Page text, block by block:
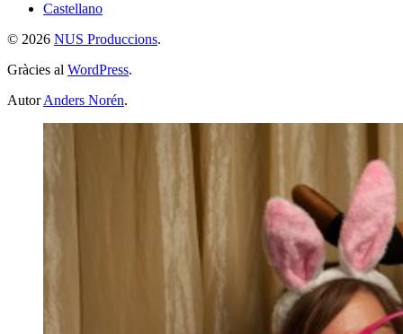
Castellano
© 2026 NUS Produccions.
Gràcies al WordPress.
AutorAnders Norén.